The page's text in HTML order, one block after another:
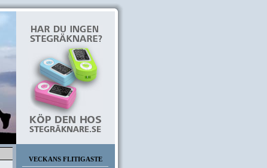
VECKANS FLITIGASTE